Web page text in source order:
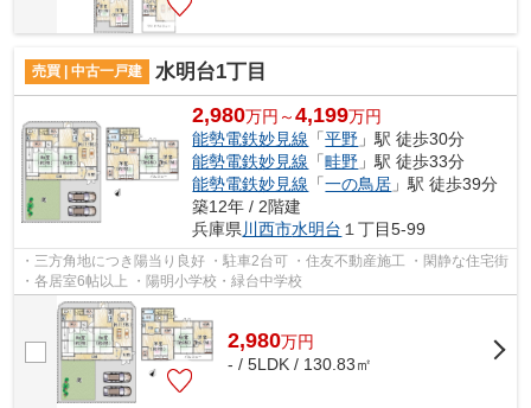
売買 | 中古一戸建 水明台1丁目
2,980万円～4,199万円
能勢電鉄妙見線 「平野 」駅 徒歩30分
能勢電鉄妙見線 「畦野 」駅 徒歩33分
能勢電鉄妙見線 「一の鳥居 」駅 徒歩39分
築12年 / 2階建
兵庫県 川西市水明台 １丁目5-99
・三方角地につき陽当り良好 ・駐車2台可 ・住友不動産施工 ・閑静な住宅街
・各居室6帖以上 ・陽明小学校・緑台中学校
2,980万円
- / 5LDK / 130.83㎡